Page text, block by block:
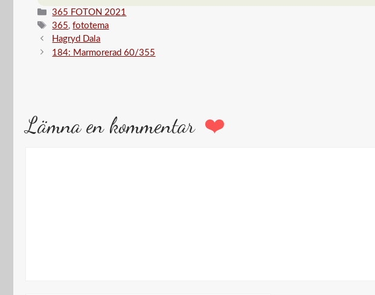
…
Kategorier
365 FOTON 2021
Etiketter
365,fototema
Hagryd Dala
184: Marmorerad 60/355
Lämna en kommentar